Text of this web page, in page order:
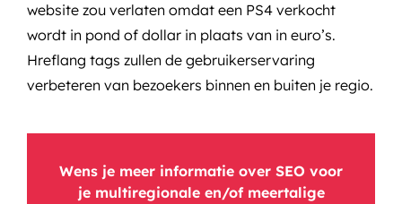
website zou verlaten omdat een PS4 verkocht
wordt in pond of dollar in plaats van in euro’s.
Hreflang tags zullen de gebruikerservaring
verbeteren van bezoekers binnen en buiten je regio.
Wens je meer informatie over SEO voor
je multiregionale en/of meertalige